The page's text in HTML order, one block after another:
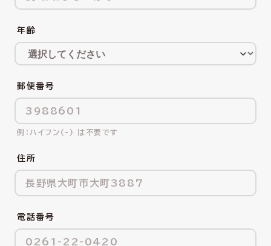
年齢
郵便番号
ハイフン(-) は不要です
住所
電話番号